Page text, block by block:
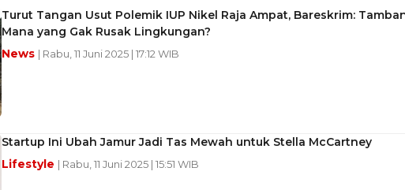
Turut Tangan Usut Polemik IUP Nikel Raja Ampat, Bareskrim:
Mana yang Gak Rusak Lingkungan?
News | Rabu, 11 Juni 2025 | 17:12 WIB
Startup Ini Ubah Jamur Jadi Tas Mewah untuk Stella McCartney
Lifestyle | Rabu, 11 Juni 2025 | 15:51 WIB